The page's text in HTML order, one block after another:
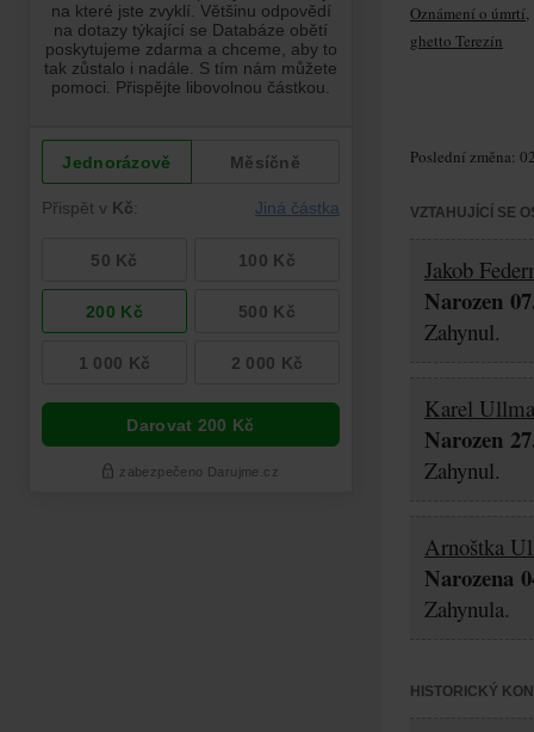
Oznámení o úmrtí,
ghetto Terezín
Poslední změna:
VZTAHUJÍCÍ SE
Jakob
Narozen
Zahynul.
Karel
Narozen
Zahynul.
Arnoštka
Narozena
Zahynula.
HISTORICKÝ